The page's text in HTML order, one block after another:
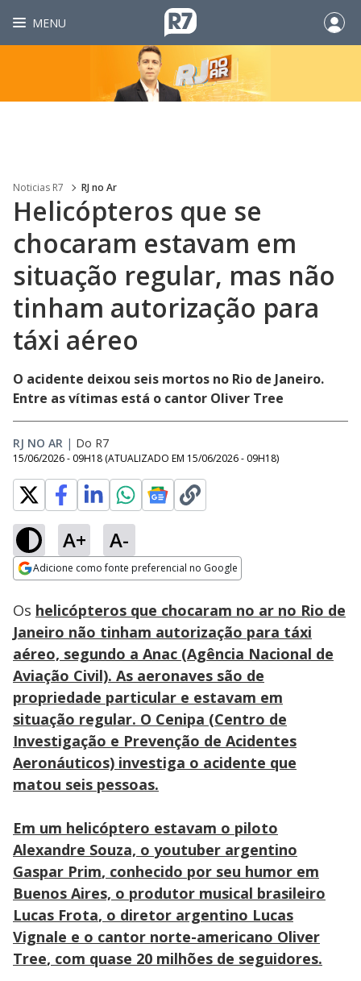
MENU
Noticias R7 RJ no Ar
Helicópteros que se
chocaram estavam em
situação regular, mas não
tinham autorização para
táxi aéreo
O acidente deixou seis mortos no Rio de Janeiro.
Entre as vítimas está o cantor Oliver Tree
RJ NO AR | Do R7
15/06/2026 - 09H18 (ATUALIZADO EM 15/06/2026 - 09H18)
A+ A-
Adicione como fonte preferencial no Google
Ativar
87.21%
Os helicópteros que chocaram no ar no Rio de
Janeiro não tinham autorização para táxi
aéreo, segundo a Anac (Agência Nacional de
Aviação Civil). As aeronaves são de
propriedade particular e estavam em
situação regular. O Cenipa (Centro de
Investigação e Prevenção de Acidentes
Aeronáuticos) investiga o acidente que
matou seis pessoas.
Em um helicóptero estavam o piloto
Alexandre Souza, o youtuber argentino
Gaspar Prim, conhecido por seu humor em
Buenos Aires, o produtor musical brasileiro
Lucas Frota, o diretor argentino Lucas
Vignale e o cantor norte-americano Oliver
Tree, com quase 20 milhões de seguidores.